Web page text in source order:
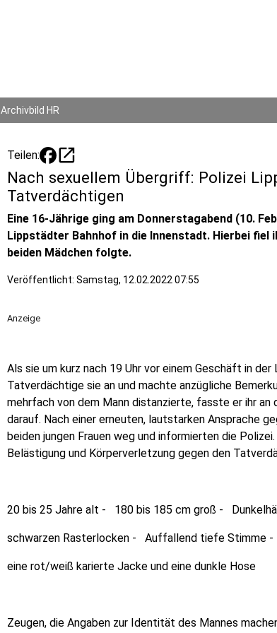
Archivbild HR
Teilen: open_in_new
Nach sexuellem Übergriff: Polizei
Tatverdächtigen
Eine 16-Jährige ging am Donnerstagabend (10.
Lippstädter Bahnhof in die Innenstadt. Hierbei fiel
beiden Mädchen folgte.
Veröffentlicht: Samstag, 12.02.2022 07:55
Anzeige
Als sie um kurz nach 19 Uhr vor einem Geschäft in
Tatverdächtige sie an und machte anzügliche
mehrfach von dem Mann distanzierte, fasste er ihr
darauf. Nach einer erneuten, lautstarken Ansprache
beiden jungen Frauen weg und informierten die
Belästigung und Körperverletzung gegen den
20 bis 25 Jahre alt - 180 bis 185 cm groß -
schwarzen Rasterlocken - Auffallend tiefe Stimme
eine rot/weiß karierte Jacke und eine dunkle Hose
Zeugen, die Angaben zur Identität des Mannes